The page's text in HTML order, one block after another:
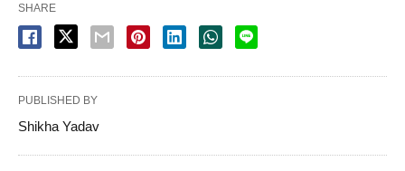
SHARE
PUBLISHED BY
Shikha Yadav